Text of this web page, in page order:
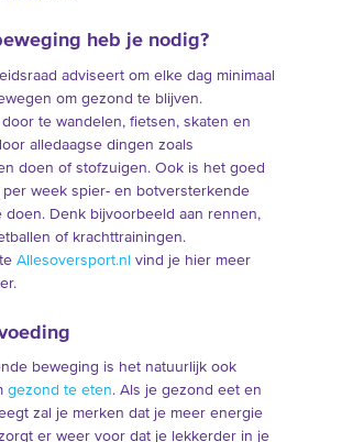
heb je nodig?
adviseert om elke dag minimaal
om gezond te blijven.
te wandelen, fietsen, skaten en
alledaagse dingen zoals
doen of stofzuigen. Ook is het goed
week spier- en botversterkende
doen. Denk bijvoorbeeld aan rennen,
of krachttrainingen.
Allesoversport.nl vind je hier meer
beweging is het natuurlijk ook
gezond te eten. Als je gezond eet en
zal je merken dat je meer energie
er weer voor dat je lekkerder in je